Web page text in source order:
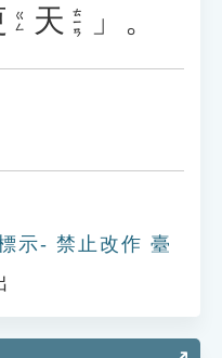
ㄍㄥ 天 ㄊㄧㄢ 」。
示- 禁止改作 臺